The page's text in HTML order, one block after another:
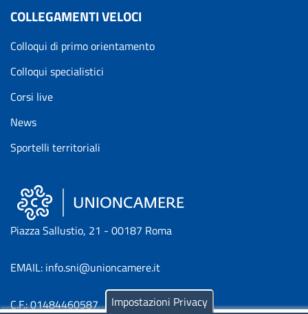
COLLEGAMENTI VELOCI
Colloqui di primo orientamento
Colloqui specialistici
Corsi live
News
Sportelli territoriali
Piazza Sallustio, 21 - 00187 Roma
EMAIL: info.sni@unioncamere.it
C.F.: 01484460587
Impostazioni Privacy